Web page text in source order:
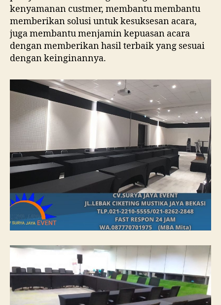
kenyamanan custmer, membantu membantu
memberikan solusi untuk kesuksesan acara,
juga membantu menjamin kepuasan acara
dengan memberikan hasil terbaik yang sesuai
dengan keinginannya.